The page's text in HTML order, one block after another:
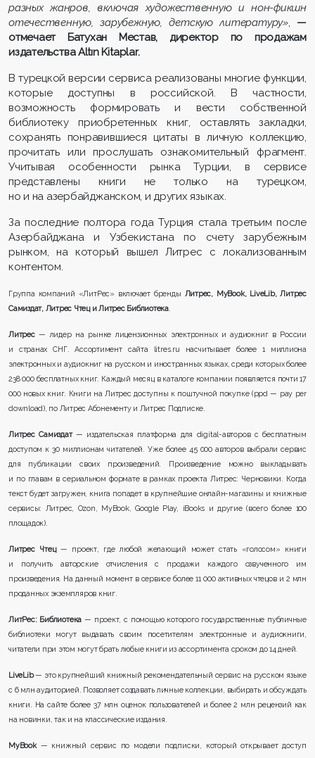
разных жанров, включая художественную и нон-фикшн
отечественную, зарубежную, детскую литературу», —
отмечает Батухан Местав, директор по продажам
издательства Altın Kitaplar.
В турецкой версии сервиса реализованы многие функции,
которые доступны в российской. В частности,
возможность формировать и вести собственной
библиотеку приобретенных книг, оставлять закладки,
сохранять понравившиеся цитаты в личную коллекцию,
прочитать или прослушать ознакомительный фрагмент.
Учитывая особенности рынка Турции, в сервисе
представлены книги не только на турецком,
но и на азербайджанском, и других языках.
За последние полтора года Турция стала третьим после
Азербайджана и Узбекистана по счету зарубежным
рынком, на который вышел Литрес с локализованным
контентом.
Группа компаний «ЛитРес» включает бренды Литрес, MyBook, LiveLib, Литрес
Самиздат, Литрес Чтец и Литрес Библиотека
Литрес— лидер на рынке лицензионных электронных и аудиокниг в России
и странах СНГ. Ассортимент сайта litres.ru насчитывает более 1 миллиона
электронных и аудиокниг на русском и иностранных языках, среди которых более
238 000 бесплатных книг. Каждый месяц в каталоге компании появляется почти 17
000 новых книг. Книги на Литрес доступны к поштучной покупке (ppd — pay per
download), по Литрес Абонементу и Литрес Подписке.
Литрес Самиздат— издательская платформа для digital-авторов с бесплатным
доступом к 30 миллионам читателей. Уже более 45 000 авторов выбрали сервис
для публикации своих произведений. Произведение можно выкладывать
и по главам в сериальном формате в рамках проекта Литрес: Черновики. Когда
текст будет загружен, книга попадет в крупнейшие онлайн-магазины и книжные
сервисы: Литрес, Ozon, MyBook, Google Play, iBooks и другие (всего более 100
площадок).
Литрес Чтец— проект, где любой желающий может стать «голосом» книги
и получить авторские отчисления с продажи каждого озвученного им
произведения. На данный момент в сервисе более 11 000 активных чтецов и 2 млн
проданных экземпляров книг.
ЛитРес: Библиотека — проект, с помощью которого государственные публичные
библиотеки могут выдавать своим посетителям электронные и аудиокниги,
читатели при этом могут брать любые книги из ассортимента сроком до 14 дней.
LiveLib— это крупнейший книжный рекомендательный сервис на русском языке
с 6 млн аудиторией. Позволяет создавать личные коллекции, выбирать и обсуждать
книги. На сайте более 37 млн оценок пользователей и более 2 млн рецензий как
на новинки, так и на классические издания.
MyBook— книжный сервис по модели подписки, который открывает доступ